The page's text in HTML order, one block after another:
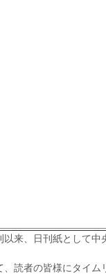
来、日刊紙として中
読者の皆様にタイム